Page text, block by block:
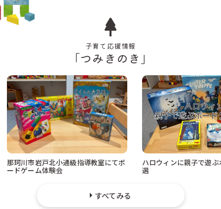
子育て応援情報
「つみきのき」
那珂川市岩戸北小通級指導教室にてボ
ードゲーム体験会
ハロウィンに親子で遊
選
すべてみる